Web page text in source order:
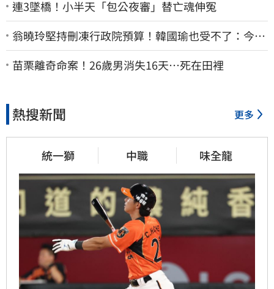
連3墜橋！小半天「包公夜審」替亡魂伸冤
翁曉玲堅持刪凍行政院預算！韓國瑜也受不了：今年
剩4個月你思考一下
苗栗離奇命案！26歲男消失16天…死在田裡
熱搜新聞 更多
統一獅 中職 味全龍